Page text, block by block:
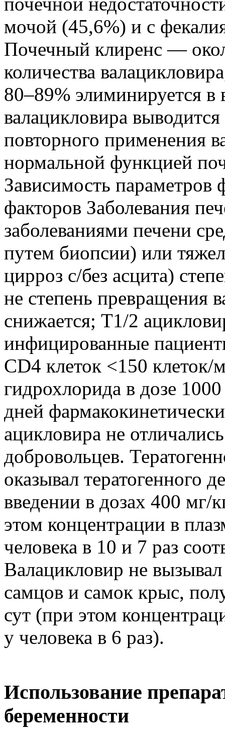
мочой (45,6%) и с
Почечный клиренс —
количества
80–89% элиминируется
валацикловира
повторного применения
нормальной функцией
Зависимость параметров
факторов Заболевания
заболеваниями печени
путем биопсии) или
цирроз с/без асцита)
не степень превращения
снижается; T1/2
инфицированные
CD4 клеток <150
гидрохлорида в дозе
дней
ацикловира не
добровольцев.
оказывал тератогенного
введении в дозах 400 мг/
этом концентрации в
человека в 10 и 7 раз
Валацикловир не
самцов и самок крыс,
сут (при этом
у человека в 6 раз).
Использование
беременности